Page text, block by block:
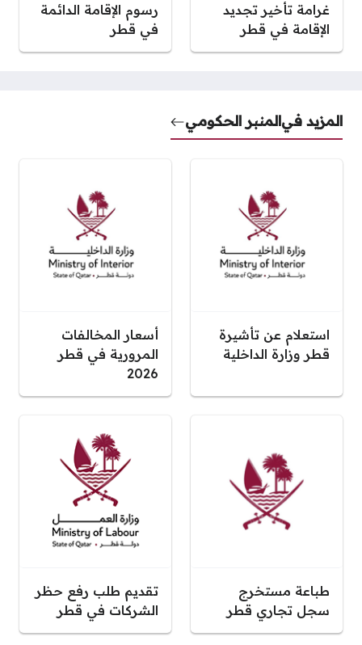
غرامة تأخير تجديد
الإقامة في قطر
رسوم الإقامة الدائمة
في قطر
المزيد فيالمنبر الحكومي
استعلام عن تأشيرة
قطر وزارة الداخلية
أسعار المخالفات
المرورية في قطر
2026
طباعة مستخرج
سجل تجاري قطر
تقديم طلب رفع حظر
الشركات في قطر